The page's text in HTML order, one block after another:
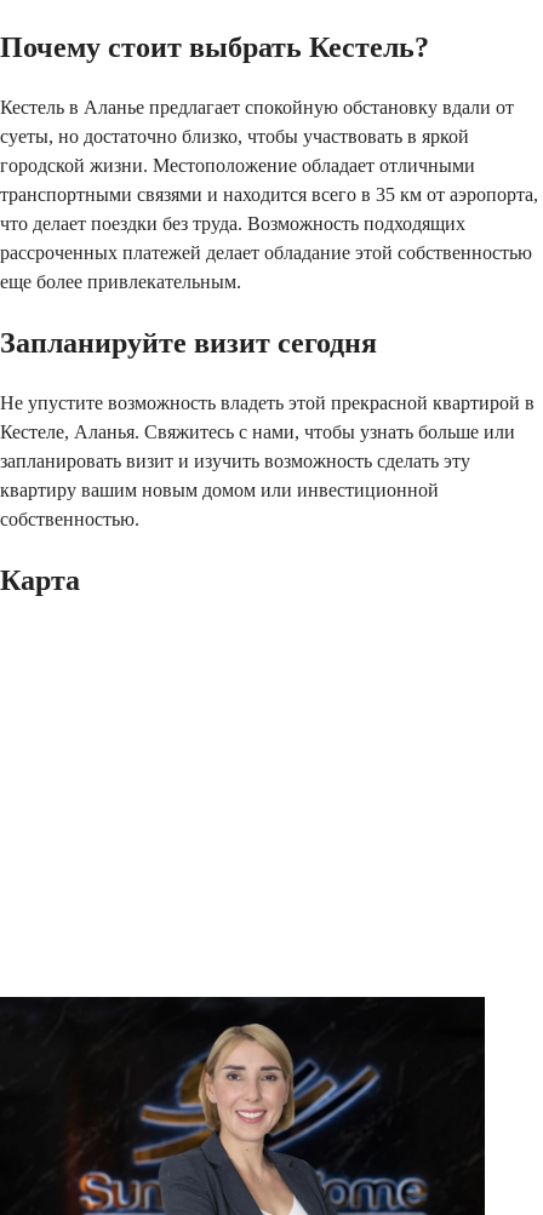
Почему стоит выбрать Кестель?
Кестель в Аланье предлагает спокойную обстановку вдали от
суеты, но достаточно близко, чтобы участвовать в яркой
городской жизни. Местоположение обладает отличными
транспортными связями и находится всего в 35 км от аэропорта,
что делает поездки без труда. Возможность подходящих
рассроченных платежей делает обладание этой собственностью
еще более привлекательным.
Запланируйте визит сегодня
Не упустите возможность владеть этой прекрасной квартирой в
Кестеле, Аланья. Свяжитесь с нами, чтобы узнать больше или
запланировать визит и изучить возможность сделать эту
квартиру вашим новым домом или инвестиционной
собственностью.
Карта